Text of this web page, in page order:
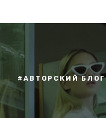
#АВТОРСКИЙ БЛОГ